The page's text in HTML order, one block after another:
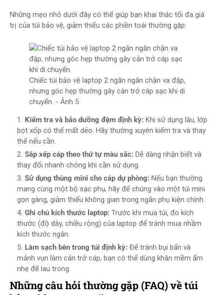
Những mẹo nhỏ dưới đây có thể giúp bạn khai thác tối đa giá
trị của túi bảo vệ, giảm thiểu các phiền toái thường gặp:
Chiếc túi bảo vệ laptop 2 ngăn ngăn chặn va đập,
nhưng góc hẹp thường gây cản trở cáp sạc khi di
chuyển. - Ảnh 5
Kiểm tra và bảo dưỡng đệm định kỳ: Khi sử dụng lâu, lớp
bọt xốp có thể mất dẻo. Hãy thường xuyên kiểm tra và thay
thế nếu cần.
Sắp xếp cáp theo thứ tự màu sắc: Dễ dàng nhận biết và
thay đổi nhanh chóng khi cần sử dụng.
Sử dụng thùng mini cho cáp dự phòng: Nếu bạn thường
mang cùng một bộ sạc phụ, hãy để chúng vào một túi mini
gọn gàng, giảm thiểu không gian trong ngăn phụ kiện chính.
Ghi chú kích thước laptop: Trước khi mua túi, đo kích
thước (độ dày, chiều rộng) của laptop để tránh mua nhầm
kích thước ngăn.
Làm sạch bên trong túi định kỳ: Để tránh bụi bẩn và
mảnh vụn làm cản trở cáp, bạn có thể dùng khăn mềm ẩm
nhẹ để lau trong.
Những câu hỏi thường gặp (FAQ) về túi